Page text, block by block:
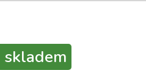
skladem